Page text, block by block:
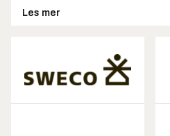
Les mer